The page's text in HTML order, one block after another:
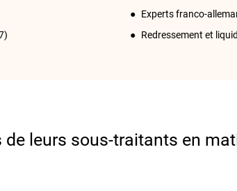
Experts franco-
Redressement et
leurs sous-traitants en